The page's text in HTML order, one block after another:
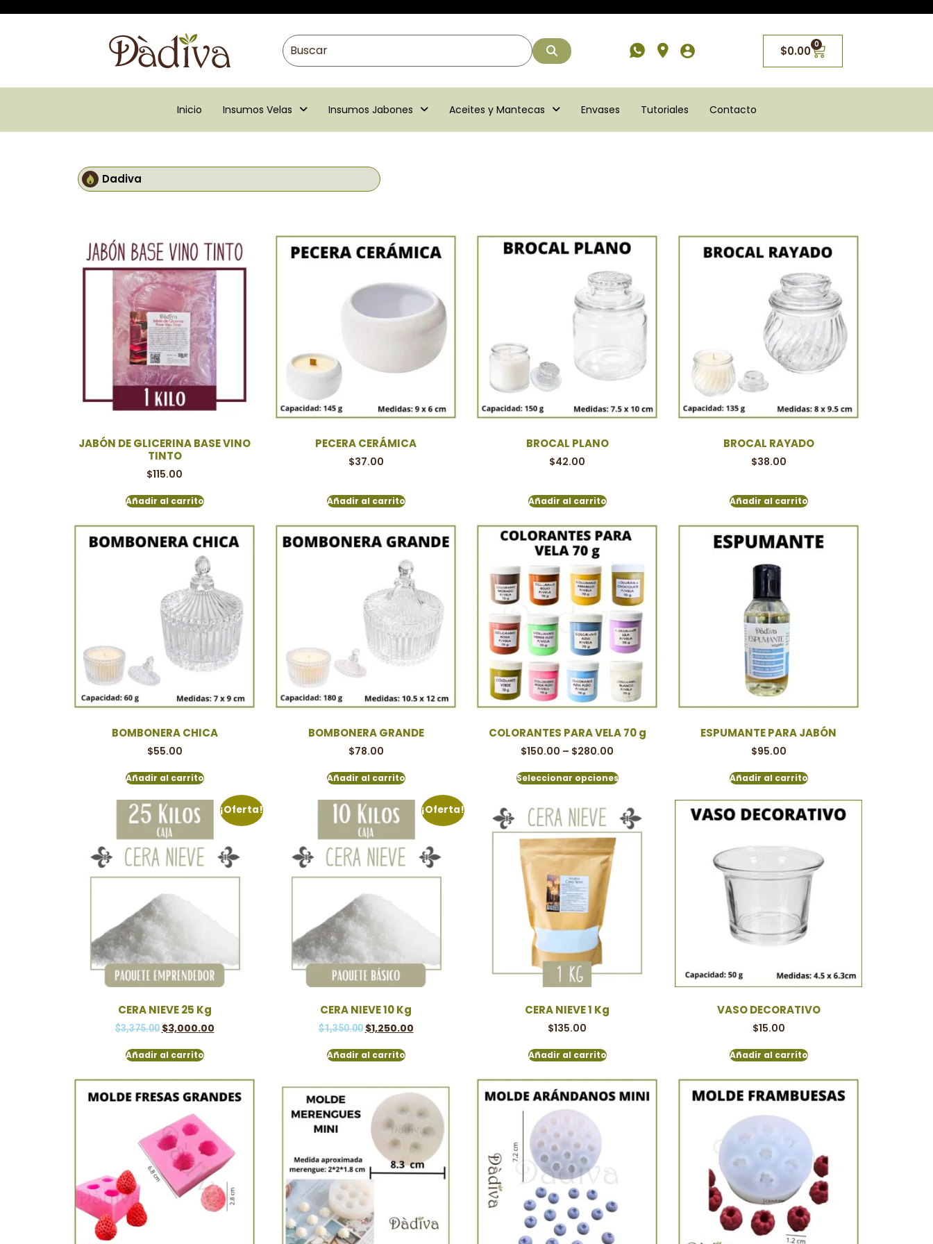
$0.00 0
Inicio Insumos Velas Insumos Jabones Aceites y Mantecas Envases Tutoriales Contacto
Dadiva
JABÓN DE GLICERINA BASE VINO
TINTO
$115.00
Añadir al carrito
PECERA CERÁMICA
$37.00
Añadir al carrito
BROCAL PLANO
$42.00
Añadir al carrito
BROCAL RAYADO
$38.00
Añadir al carrito
BOMBONERA CHICA
$55.00
Añadir al carrito
BOMBONERA GRANDE
$78.00
Añadir al carrito
COLORANTES PARA VELA 70 g
$150.00 – $280.00
Seleccionar opciones
ESPUMANTE PARA JABÓN
$95.00
Añadir al carrito
¡Oferta!
CERA NIEVE 25 Kg
$3,375.00 $3,000.00
Añadir al carrito
¡Oferta!
CERA NIEVE 10 Kg
$1,350.00 $1,250.00
Añadir al carrito
CERA NIEVE 1 Kg
$135.00
Añadir al carrito
VASO DECORATIVO
$15.00
Añadir al carrito